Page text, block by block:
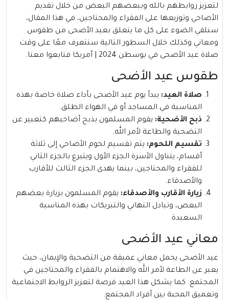
لتعزيز روابطهم بالله وببعضهم البعض من خلال تقديم
الأضاحي وتوزيعها على الفقراء والمحتاجين، في هذا المقال،
سنلقي الضوء على كل ما يتعلق بعيد الأضحى من طقوس
ومعاني وكذلك خلال السطور التالية سنتعرف معًا على وقت
صلاة عيد الأضحى في بوسطن 2024 | أمريكا فتابعوا معنا.
طقوس عيد الأضحى
صلاة العيد: يبدأ يوم عيد الأضحى بأداء صلاة خاصة بهذه
المناسبة في المساجد أو في الهواء الطلق.
ذبح الأضحية: يقوم المسلمون بذبح أضاحيهم كتعبير عن
التضحية والطاعة لأمر الله.
تقسيم اللحوم: يتم تقسيم لحوم الأضاحي إلى ثلاثة
أقسام، يتناول الأسرة الجزء الأول ويتبرع بالجزء الثاني
للفقراء والمحتاجين، بينما يهدى الجزء الثالث للأقارب
والأصدقاء.
زيارة الأقارب والأصدقاء: يقوم المسلمون بزيارة بعضهم
البعض، وتبادل التهاني والتبريكات بهذه المناسبة
السعيدة.
معاني عيد الأضحى
عيد الأضحى يحمل معاني عميقة من التضحية والإيمان، حيث
يعبر عن الطاعة لأمر الله والاهتمام بالفقراء والمحتاجين في
المجتمع. كما يشكل هذا العيد فرصة لتعزيز الروابط الاجتماعية
وتعميق المحبة بين أفراد المجتمع.